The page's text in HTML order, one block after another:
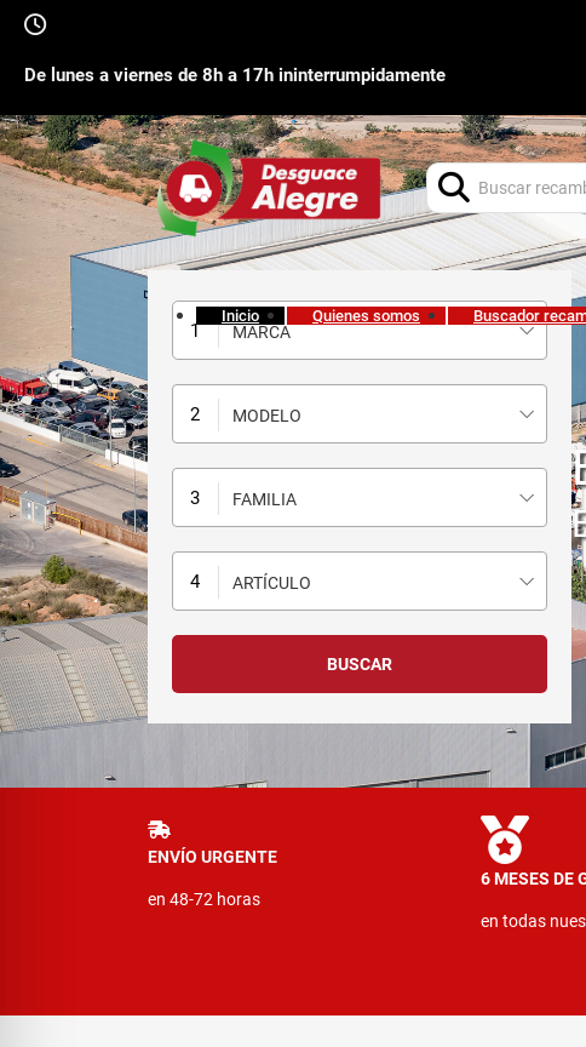
De lunes a viernes de 8h a 17h ininterrumpidamente
Buscar:
Inicio Quienes somos Buscador
MARCA
MODELO
FAMILIA
ARTÍCULO
ENVÍO URGENTE
en 48-72 horas
6 MESES DE
en todas